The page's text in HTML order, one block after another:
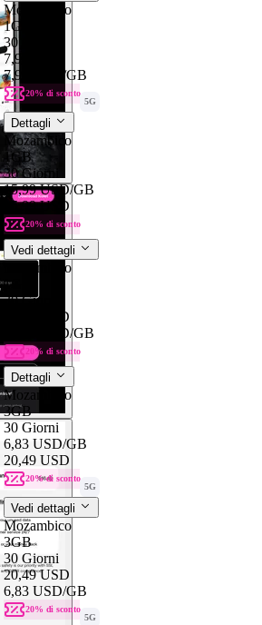
Mozambico
1GB
30 Giorni
7,99 USD
7,99 USD
/GB
20% di sconto
5G
Dettagli
Mozambico
1GB
30 Giorni
15,99 USD/GB
15,99 USD
20% di sconto
Vedi dettagli
Mozambico
1GB
30 Giorni
15,99 USD
15,99 USD/GB
20% di sconto
Dettagli
Mozambico
3GB
30 Giorni
6,83 USD/GB
20,49 USD
20% di sconto
5G
Vedi dettagli
Mozambico
3GB
30 Giorni
20,49 USD
6,83 USD/GB
20% di sconto
5G